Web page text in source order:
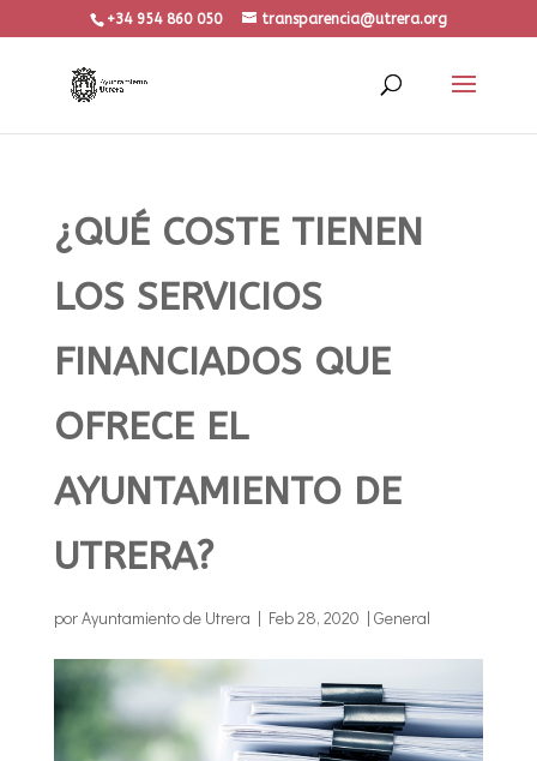
+34 954 860 050 transparencia@utrera.org
¿QUÉ COSTE TIENEN
LOS SERVICIOS
FINANCIADOS QUE
OFRECE EL
AYUNTAMIENTO DE
UTRERA?
porAyuntamiento de Utrera | Feb 28, 2020 | General